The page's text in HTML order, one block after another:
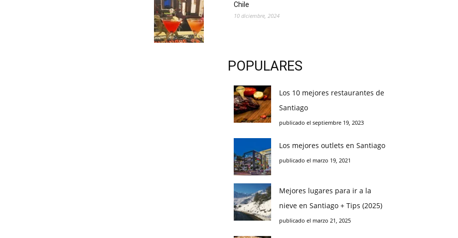
Chile
10 diciembre, 2024
POPULARES
Los 10 mejores restaurantes de
Santiago
publicado el septiembre 19, 2023
Los mejores outlets en Santiago
publicado el marzo 19, 2021
Mejores lugares para ir a la
nieve en Santiago + Tips (2025)
publicado el marzo 21, 2025